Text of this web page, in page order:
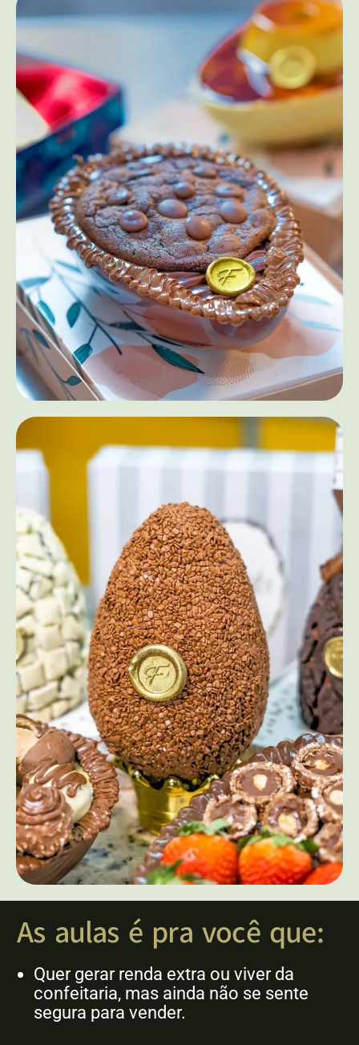
As aulas é pra você que:
Quer gerar renda extra ou viver da
confeitaria, mas ainda não se sente
segura para vender.